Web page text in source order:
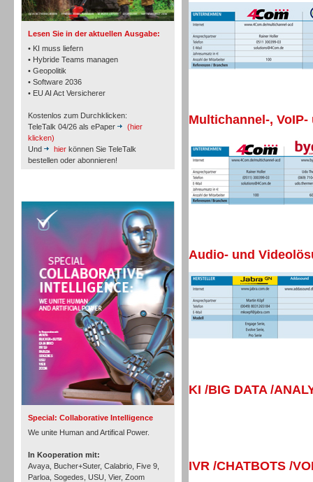
Lesen Sie in der aktuellen Ausgabe:
• KI muss liefern
• Hybride Teams managen
• Geopolitik
• Software 2036
• EU AI Act Versicherer
Kostenlos zum Durchklicken:
TeleTalk 04/26 als ePaper
(hier
klicken)
Und
hier können Sie TeleTalk
bestellen oder abonnieren!
Special: Collaborative Intelligence
We unite Human and Artifical Power.
In Kooperation mit:
Avaya, Bucher+Suter, Calabrio, Five 9,
Parloa, Sogedes, USU, Vier, Zoom
Workforce-Management
Personal
Inbound
Multichannel-,
Audio- und
KI /BIG DATA /
IVR /CHATBOTS /